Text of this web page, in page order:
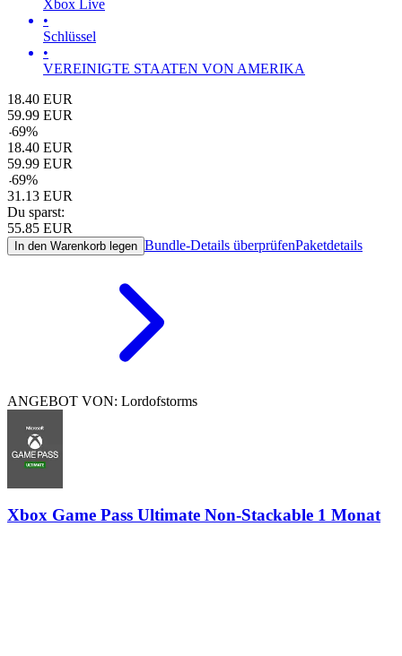
Xbox Live
•
Schlüssel
•
VEREINIGTE STAATEN VON AMERIKA
18.40 EUR
59.99 EUR
-69%
18.40 EUR
59.99 EUR
-69%
31.13 EUR
Du sparst:
55.85 EUR
In den Warenkorb legen Bundle-Details überprüfenPaketdetails
ANGEBOT VON: Lordofstorms
Xbox Game Pass Ultimate Non-Stackable 1 Monat